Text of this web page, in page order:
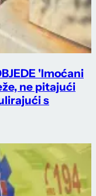
'Imoćani
ne pitajući
s